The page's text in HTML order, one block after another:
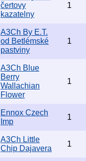
čertovy
kazatelny
1
A3Ch By E.T.
od Betlémské
pastviny
1
A3Ch Blue
Berry
Wallachian
Flower
1
Ennox Czech
Imp
1
A3Ch Little
Chip Dajavera
1